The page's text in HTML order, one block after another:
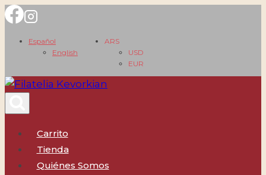
Saltar
contenido
Español
English
ARS
USD
EUR
Carrito
Tienda
Quiénes Somos